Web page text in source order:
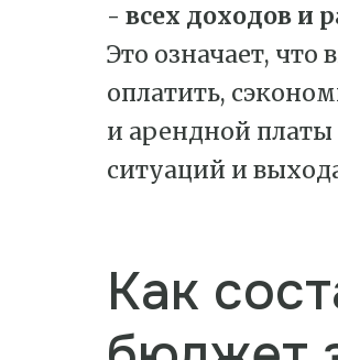
- всех доходов и
Это означает, что
оплатить,
и арендной
ситуаций и
Как